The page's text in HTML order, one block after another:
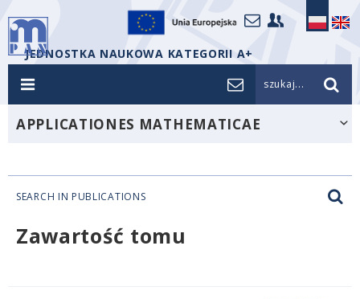
JEDNOSTKA NAUKOWA KATEGORII A+
szukaj...
APPLICATIONES MATHEMATICAE
SEARCH IN PUBLICATIONS
Zawartość tomu